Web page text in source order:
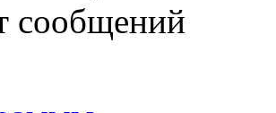
сообщений